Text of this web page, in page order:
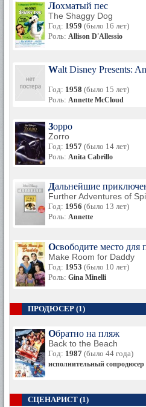
Лохматый пес
The Shaggy Dog
Год: 1959 (было 16 лет)
Роль: Allison D'Allessio
Walt Disney Presents:
Год: 1958 (было 15 лет)
Роль: Annette McCloud
Зорро
Zorro
Год: 1957 (было 14 лет)
Роль: Anita Cabrillo
Дальнейшие
Further Adventures of
Год: 1956 (было 13 лет)
Роль: Annette
Освободите место для
Make Room for Daddy
Год: 1953 (было 10 лет)
Роль: Gina Minelli
ПРОДЮСЕР (1)
Обратно на пляж
Back to the Beach
Год: 1987 (было 44 года)
исполнительный сопродюсер
СЦЕНАРИСТ (1)